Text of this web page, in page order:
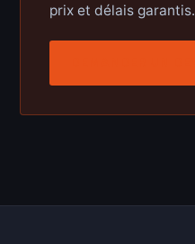
prix et délais garantis.